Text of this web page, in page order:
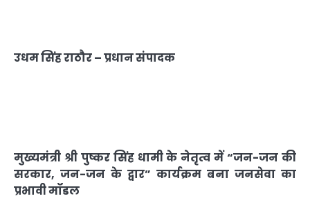
उधम सिंह राठौर – प्रधान संपादक
मुख्यमंत्री श्री पुष्कर सिंह धामी के नेतृत्व में “जन-जन की
सरकार, जन-जन के द्वार” कार्यक्रम बना जनसेवा का
प्रभावी मॉडल